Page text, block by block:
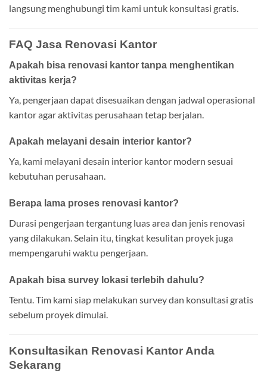
langsung menghubungi tim kami untuk konsultasi gratis.
FAQ Jasa Renovasi Kantor
Apakah bisa renovasi kantor tanpa menghentikan
aktivitas kerja?
Ya, pengerjaan dapat disesuaikan dengan jadwal operasional
kantor agar aktivitas perusahaan tetap berjalan.
Apakah melayani desain interior kantor?
Ya, kami melayani desain interior kantor modern sesuai
kebutuhan perusahaan.
Berapa lama proses renovasi kantor?
Durasi pengerjaan tergantung luas area dan jenis renovasi
yang dilakukan. Selain itu, tingkat kesulitan proyek juga
mempengaruhi waktu pengerjaan.
Apakah bisa survey lokasi terlebih dahulu?
Tentu. Tim kami siap melakukan survey dan konsultasi gratis
sebelum proyek dimulai.
Konsultasikan Renovasi Kantor Anda
Sekarang